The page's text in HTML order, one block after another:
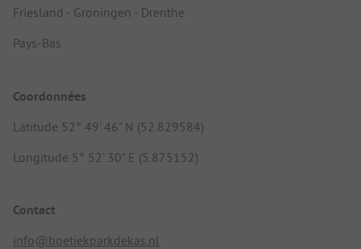
Friesland - Groningen - Drenthe
Pays-Bas
Coordonnées
Latitude 52° 49' 46" N (52.829584)
Longitude 5° 52' 30" E (5.875152)
Contact
info@boetiekparkdekas.nl